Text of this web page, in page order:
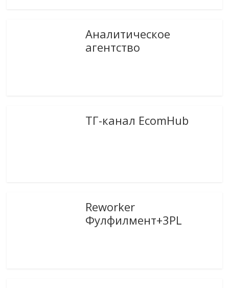
Аналитическое
агентство
ТГ-канал EcomHub
Reworker
Фулфилмент+3PL